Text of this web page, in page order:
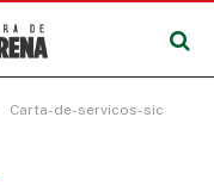
Carta-de-servicos-sic